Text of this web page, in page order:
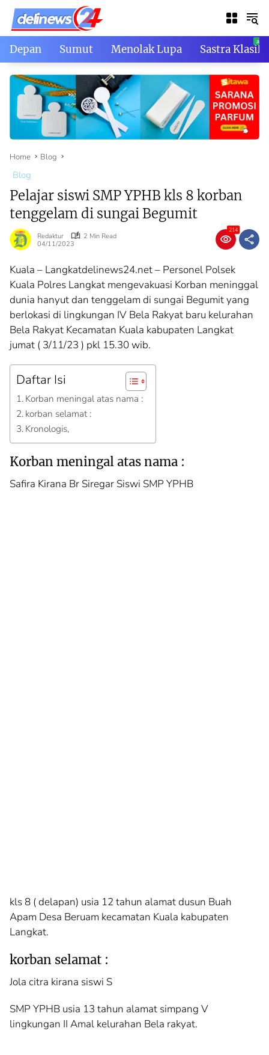
Skip
content
Depan Sumut Menolak Lupa Sastra Klasik
Home Blog
Blog
Pelajar siswi SMP YPHB kls 8 korban
tenggelam di sungai Begumit
Redaktur
2 Min Read
04/11/2023
214
Kuala – Langkatdelinews24.net – Personel Polsek
Kuala Polres Langkat mengevakuasi Korban meninggal
dunia hanyut dan tenggelam di sungai Begumit yang
berlokasi di lingkungan IV Bela Rakyat baru kelurahan
Bela Rakyat Kecamatan Kuala kabupaten Langkat
jumat ( 3/11/23 ) pkl 15.30 wib.
Daftar Isi
Korban meningal atas nama :
korban selamat :
Kronologis,
Korban meningal atas nama :
Safira Kirana Br Siregar Siswi SMP YPHB
kls 8 ( delapan) usia 12 tahun alamat dusun Buah
Apam Desa Beruam kecamatan Kuala kabupaten
Langkat.
korban selamat :
Jola citra kirana siswi S
SMP YPHB usia 13 tahun alamat simpang V
lingkungan II Amal kelurahan Bela rakyat.